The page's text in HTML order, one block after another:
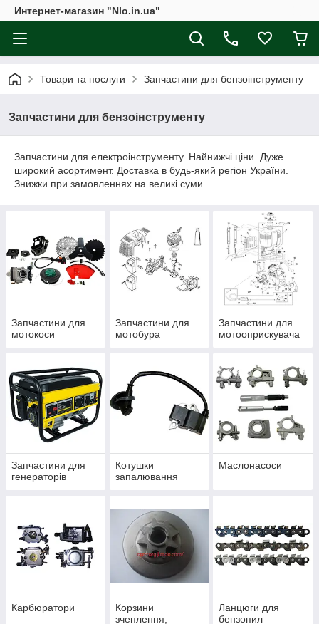
Интернет-магазин "Nlo.in.ua"
Товари та послуги Запчастини для бензоінструменту
Запчастини для бензоінструменту
Запчастини для електроінструменту. Найнижчі ціни. Дуже
широкий асортимент. Доставка в будь-який регіон України.
Знижки при замовленнях на великі суми.
Запчастини для
мотокоси
Запчастини для
мотобура
Запчастини для
мотооприскувача
Запчастини для
генераторів
Котушки
запалювання
Маслонасоси
Карбюратори
Корзини
зчеплення,
Ланцюги для
бензопил